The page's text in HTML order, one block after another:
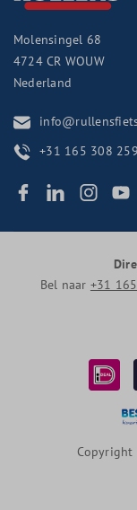
Molensingel 68
4724 CR WOUW
Nederland
+31 165 308 259
Bel naar +31
Copyright